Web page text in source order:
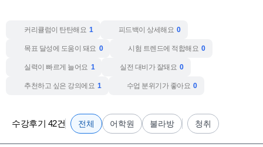
커리큘럼이 탄탄해요 1 피드백이 상세해요 0
목표 달성에 도움이 돼요 0 시험 트렌드에 적합해요 0
실력이 빠르게 늘어요 1 실전 대비가 잘돼요 0
추천하고 싶은 강의에요 1 수업 분위기가 좋아요 0
수강후기 42건 전체 어학원 불라방 청취